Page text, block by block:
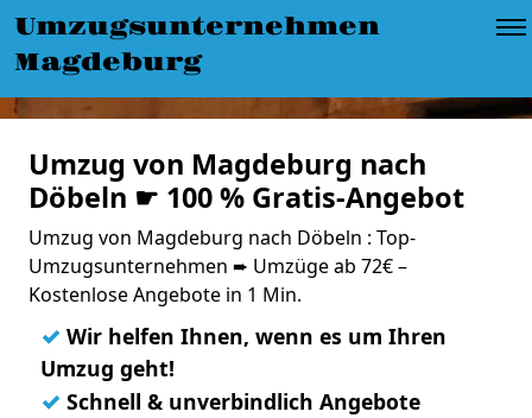
Umzugsunternehmen
Magdeburg
Umzug von Magdeburg nach
Döbeln ☛ 100 % Gratis-Angebot
Umzug von Magdeburg nach Döbeln : Top-
Umzugsunternehmen ➨ Umzüge ab 72€ –
Kostenlose Angebote in 1 Min.
✓ Wir helfen Ihnen, wenn es um Ihren
Umzug geht!
✓ Schnell & unverbindlich Angebote